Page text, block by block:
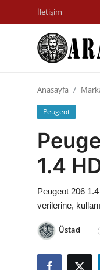
İletişim
Öneriler
Motosiklet
Paketler
Anasayfa
Peugeot
1.4
Peugeot 206
verilerine,
Üstad